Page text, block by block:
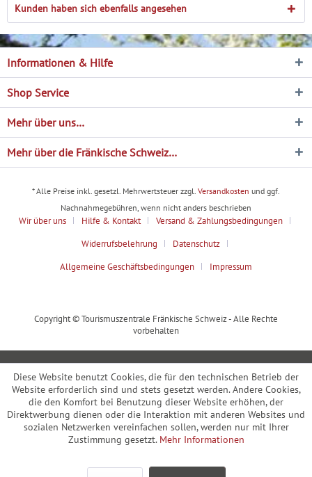
Kunden haben sich ebenfalls angesehen
Informationen & Hilfe
Shop Service
Mehr über uns…
Mehr über die Fränkische Schweiz…
* Alle Preise inkl. gesetzl. Mehrwertsteuer zzgl. Versandkosten und ggf.
Nachnahmegebühren, wenn nicht anders beschrieben
Wir über uns Hilfe & Kontakt
Versand & Zahlungsbedingungen
Widerrufsbelehrung
Datenschutz
Allgemeine Geschäftsbedingungen
Impressum
Copyright © Tourismuszentrale Fränkische Schweiz - Alle Rechte
vorbehalten
Diese Website benutzt Cookies, die für den technischen Betrieb der
Website erforderlich sind und stets gesetzt werden. Andere Cookies,
die den Komfort bei Benutzung dieser Website erhöhen, der
Direktwerbung dienen oder die Interaktion mit anderen Websites und
sozialen Netzwerken vereinfachen sollen, werden nur mit Ihrer
Zustimmung gesetzt. Mehr Informationen